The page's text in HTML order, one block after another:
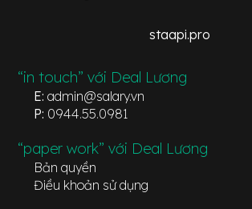
staapi.pro
“in touch” với Deal Lương
E: admin@salary.vn
P: 0944.55.0981
“paper work” với Deal Lương
Bản quyền
Điều khoản sử dụng